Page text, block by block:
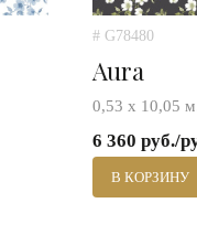
# G78480
Aura
0,53 х 10,05
6 360 руб./
В КОРЗИНУ